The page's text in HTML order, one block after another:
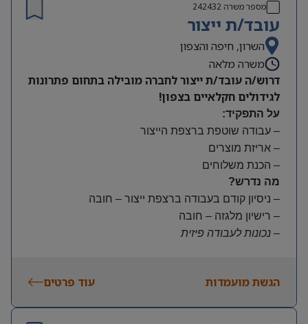
שעות נוספות לפי צורך
תנאים:
סיבוס
קרן השתלמות
מספר משרה 242432
עובד/ת ייצור
השרון, חיפה והצפון
משרה מלאה
דרוש/ה עובד/ת ייצור לחברה מובילה בתחום פתרונות
לגידולים חקלאיים בצפון!
על התפקיד:
– עבודה שוטפת ברצפת הייצור
– אריזת מוצרים
– הכנת משלוחים
מה נדרש?
– ניסיון קודם בעבודה ברצפת ייצור – חובה
– רישיון מלגזה – חובה
– נכונות לעבודה פיזית
משרה מלאה | ימים א-ה | 6:30-15:30
הגשת מועמדות עוד פרטים